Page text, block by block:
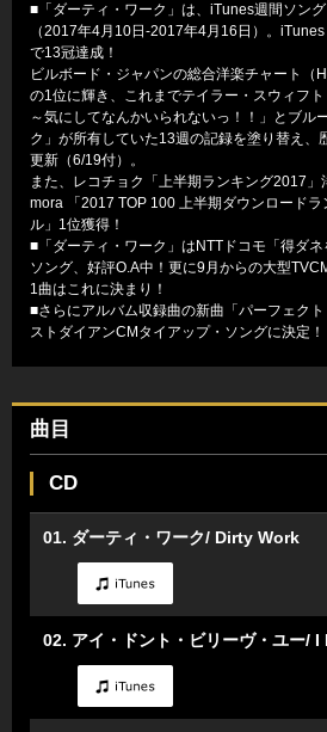
■「ダーティ・ワーク」は、iTunes週間ソン
（2017年4月10日-2017年4月16日）。
で13冠達成！
ビルボード・ジャパンの総合洋楽チャート（
の1位に輝き、これまでテイラー・スウィフ
～気にしてなんかいられないっ！！」とブル
ク」が所有していた13週の記録を塗り替え、
更新（6/19付）。
また、レコチョク「上半期ランキング2017」
mora 「2017 TOP 100 上半期ダウンロード
ル」1位獲得！
■「ダーティ・ワーク」はNTTドコモ「得ダ
ソング、好評O.A中！更に9月からの大型
1曲はこれに決まり！
■さらにアルバム収録曲の新曲「パーフェク
ストダイアンCMタイアップ・ソングに決定！
曲目
CD
01. ダーティ・ワーク/ Dirty Work
02. アイ・ドント・ビリーヴ・ユー/